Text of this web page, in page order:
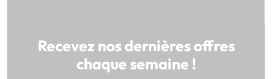
Recevez nos dernières offres
chaque semaine !